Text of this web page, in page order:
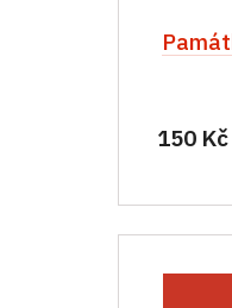
150 Kč